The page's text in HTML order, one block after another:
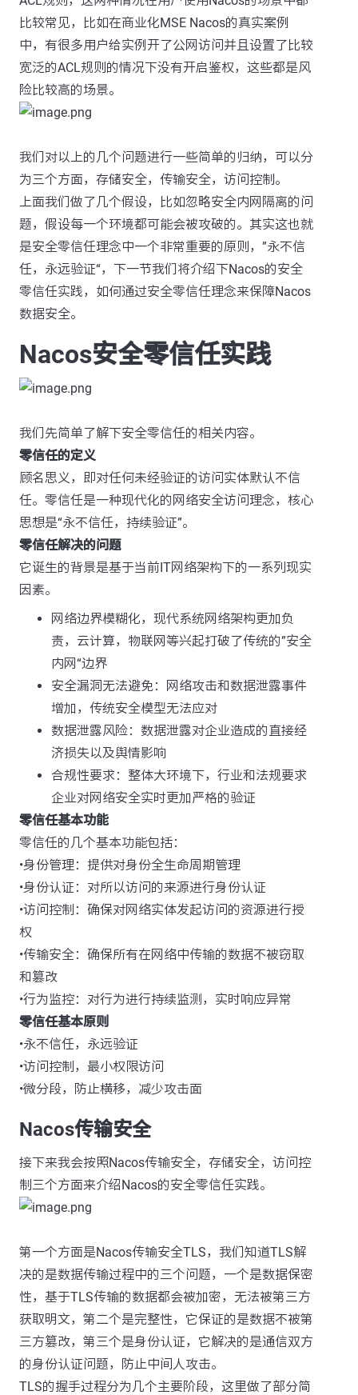
比较常见，比如在商业化MSE Nacos的真实案例
中，有很多用户给实例开了公网访问并且设置了比较
宽泛的ACL规则的情况下没有开启鉴权，这些都是风
险比较高的场景。
我们对以上的几个问题进行一些简单的归纳，可以分
为三个方面，存储安全，传输安全，访问控制。
上面我们做了几个假设，比如忽略安全内网隔离的问
题，假设每一个环境都可能会被攻破的。其实这也就
是安全零信任理念中一个非常重要的原则，”永不信
任，永远验证“，下一节我们将介绍下Nacos的安全
零信任实践，如何通过安全零信任理念来保障Nacos
数据安全。
Nacos安全零信任实践
我们先简单了解下安全零信任的相关内容。
零信任的定义
顾名思义，即对任何未经验证的访问实体默认不信
任。零信任是一种现代化的网络安全访问理念，核心
思想是“永不信任，持续验证”。
零信任解决的问题
它诞生的背景是基于当前IT网络架构下的一系列现实
因素。
网络边界模糊化，现代系统网络架构更加负
责，云计算，物联网等兴起打破了传统的”安全
内网“边界
安全漏洞无法避免：网络攻击和数据泄露事件
增加，传统安全模型无法应对
数据泄露风险：数据泄露对企业造成的直接经
济损失以及舆情影响
合规性要求：整体大环境下，行业和法规要求
企业对网络安全实时更加严格的验证
零信任基本功能
零信任的几个基本功能包括：
•身份管理：提供对身份全生命周期管理
•身份认证：对所以访问的来源进行身份认证
•访问控制：确保对网络实体发起访问的资源进行授
权
•传输安全：确保所有在网络中传输的数据不被窃取
和篡改
•行为监控：对行为进行持续监测，实时响应异常
零信任基本原则
•永不信任，永远验证
•访问控制，最小权限访问
•微分段，防止横移，减少攻击面
Nacos传输安全
接下来我会按照Nacos传输安全，存储安全，访问控
制三个方面来介绍Nacos的安全零信任实践。
第一个方面是Nacos传输安全TLS，我们知道TLS解
决的是数据传输过程中的三个问题，一个是数据保密
性，基于TLS传输的数据都会被加密，无法被第三方
获取明文，第二个是完整性，它保证的是数据不被第
三方篡改，第三个是身份认证，它解决的是通信双方
的身份认证问题，防止中间人攻击。
TLS的握手过程分为几个主要阶段，这里做了部分简